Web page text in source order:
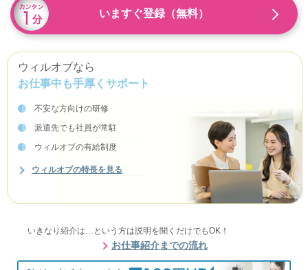
いますぐ登録（無料）
ウィルオブなら
お仕事中も手厚くサポート
不安な方向けの研修
派遣先でも社員が常駐
ウィルオブの有給制度
ウィルオブの特長を見る
いきなり紹介は…という方は説明を聞くだけでもOK！
お仕事紹介までの流れ